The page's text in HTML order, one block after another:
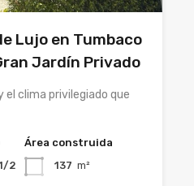
Lujo en Tumbaco
Jardín Privado
el clima privilegiado que
2
Área construida
137 m²